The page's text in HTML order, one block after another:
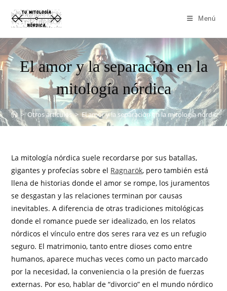
Menú
El amor y la separación en la
mitología nórdica
> Otros artículos > El amor y la separación en la mitología nórdica
La mitología nórdica suele recordarse por sus batallas,
gigantes y profecías sobre el Ragnarök, pero también está
llena de historias donde el amor se rompe, los juramentos
se desgastan y las relaciones terminan por causas
inevitables. A diferencia de otras tradiciones mitológicas
donde el romance puede ser idealizado, en los relatos
nórdicos el vínculo entre dos seres rara vez es un refugio
seguro. El matrimonio, tanto entre dioses como entre
humanos, aparece muchas veces como un pacto marcado
por la necesidad, la conveniencia o la presión de fuerzas
externas. Por eso, hablar de “divorcio” en el mundo nórdico